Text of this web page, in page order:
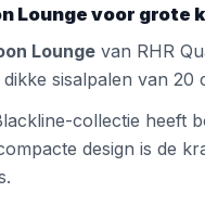
Lounge voor grote
Lounge van RHR
sisalpalen van
collectie heeft
design is de